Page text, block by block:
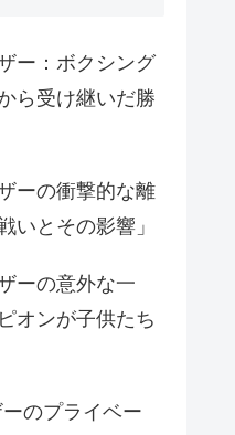
ー：ボクシング
ら受け継いだ勝
ーの衝撃的な離
いとその影響」
ーの意外な一
オンが子供たち
のプライベー